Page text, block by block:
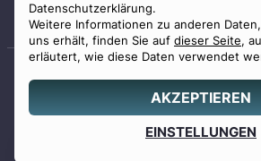
Datenschutzerklärung.
Weitere Informationen zu anderen
uns erhält, finden Sie auf dieser Seite,
erläutert, wie diese Daten verwendet
AKZEPTIEREN
EINSTELLUNGEN
0800 88 44 04
© 2026 Benu GmbH. Alle Rechte vorbehalten.